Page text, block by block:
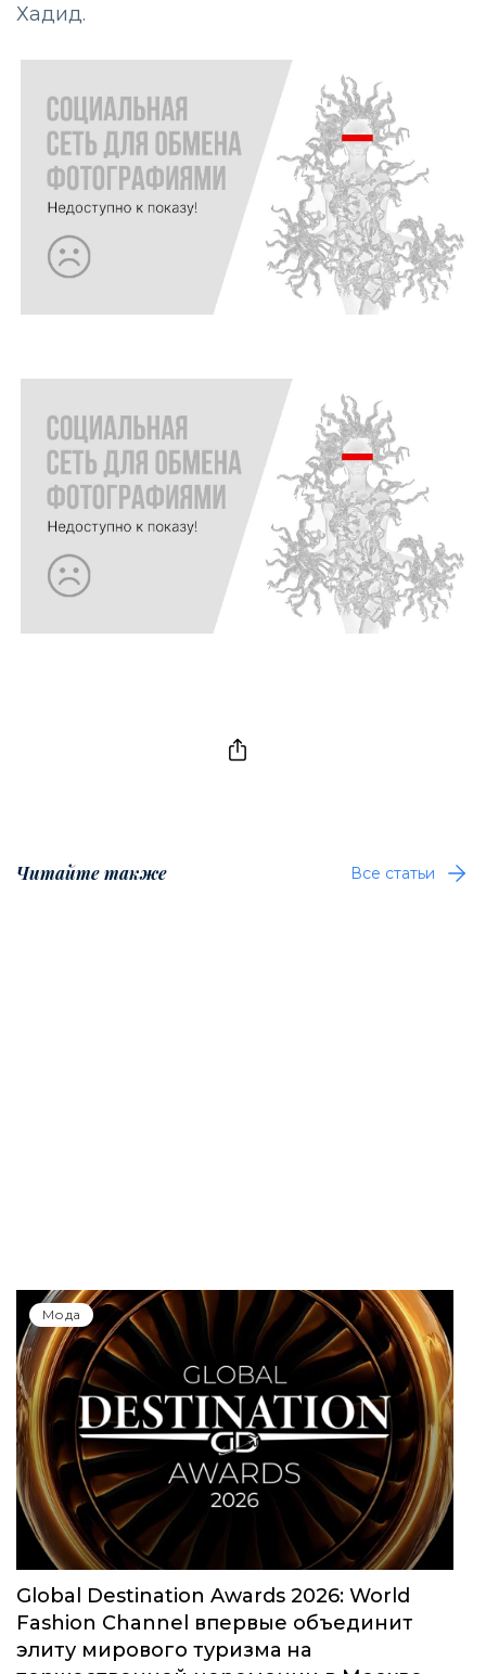
Хадид.
Читайте также Все статьи
Мода
Global Destination Awards 2026: World
Fashion Channel впервые объединит
элиту мирового туризма на